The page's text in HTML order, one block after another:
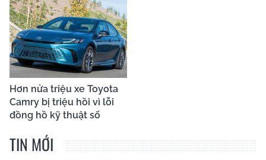
Hơn nửa triệu xe Toyota
Camry bị triệu hồi vì lỗi
đồng hồ kỹ thuật số
TIN MỚI